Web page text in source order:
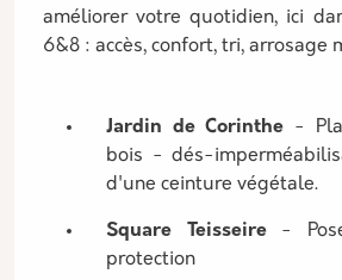
améliorer votre quotidien, ici
6&8 : accès, confort, tri, arrosage
Jardin de Corinthe -
bois - dés-
d'une ceinture végétale.
Square Teisseire-
protection